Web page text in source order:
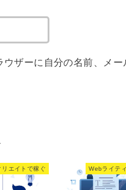
ザーに自分の名前、メー
リエイトで稼ぐ Webライテ